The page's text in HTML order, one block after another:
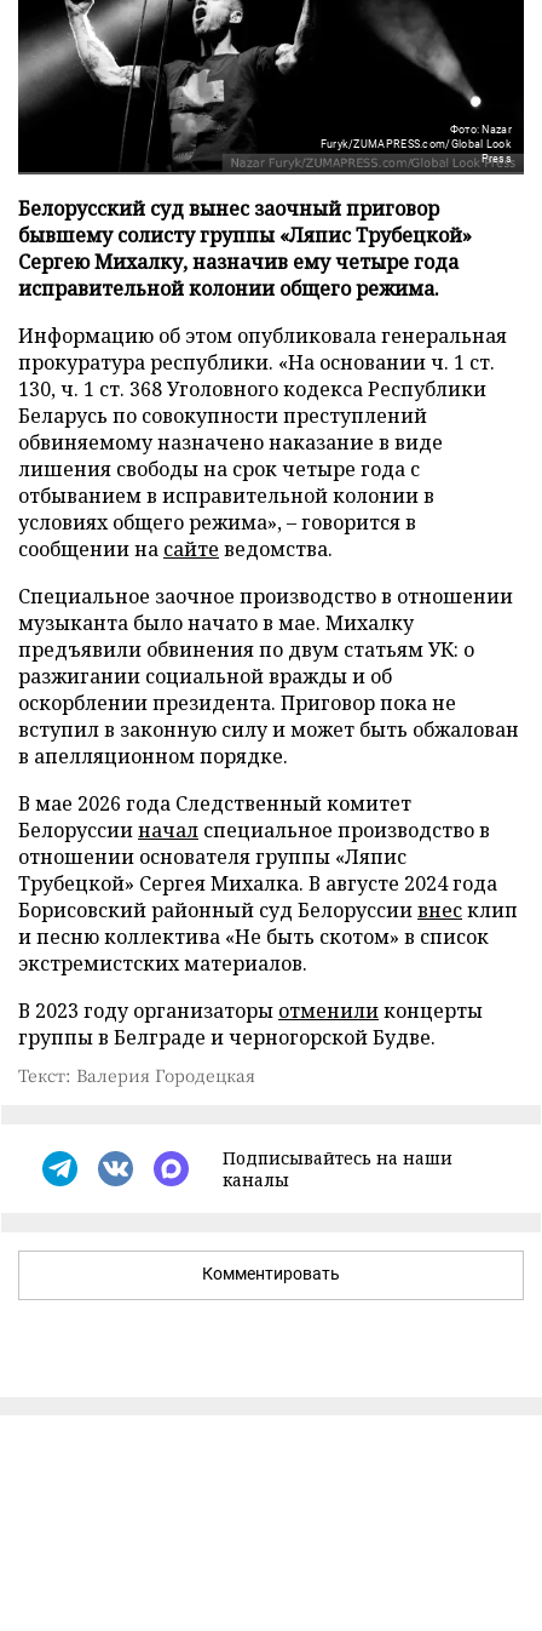
Фото: Nazar
Furyk/ZUMAPRESS.com/Global Look
Press
Белорусский суд вынес заочный приговор
бывшему солисту группы «Ляпис Трубецкой»
Сергею Михалку, назначив ему четыре года
исправительной колонии общего режима.
Информацию об этом опубликовала генеральная
прокуратура республики. «На основании ч. 1 ст.
130, ч. 1 ст. 368 Уголовного кодекса Республики
Беларусь по совокупности преступлений
обвиняемому назначено наказание в виде
лишения свободы на срок четыре года с
отбыванием в исправительной колонии в
условиях общего режима», – говорится в
сообщении на сайте ведомства.
Специальное заочное производство в отношении
музыканта было начато в мае. Михалку
предъявили обвинения по двум статьям УК: о
разжигании социальной вражды и об
оскорблении президента. Приговор пока не
вступил в законную силу и может быть обжалован
в апелляционном порядке.
В мае 2026 года Следственный комитет
Белоруссииначал специальное производство в
отношении основателя группы «Ляпис
Трубецкой» Сергея Михалка. В августе 2024 года
Борисовский районный суд Белоруссиивнесклип
и песню коллектива «Не быть скотом» в список
экстремистских материалов.
В 2023 году организаторы отмениликонцерты
группы в Белграде и черногорской Будве.
Текст: Валерия Городецкая
Подписывайтесь на наши
каналы
Комментировать